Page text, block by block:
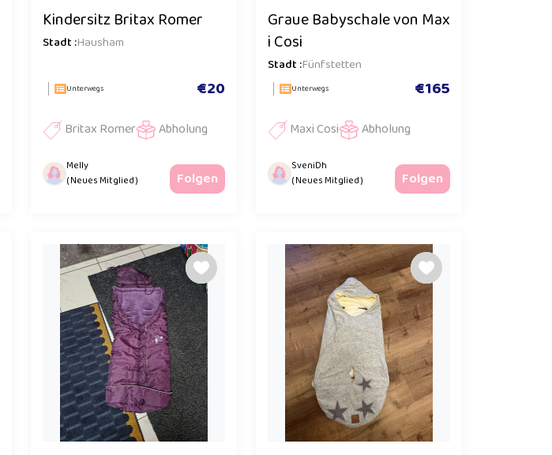
Kindersitz Britax Romer
Stadt :Hausham
Unterwegs €20
Britax Romer Abholung
Melly
( Neues Mitglied )
Folgen
Graue Babyschale von Max
i Cosi
Stadt :Fünfstetten
Unterwegs €165
Maxi Cosi Abholung
SveniDh
( Neues Mitglied )
Folgen